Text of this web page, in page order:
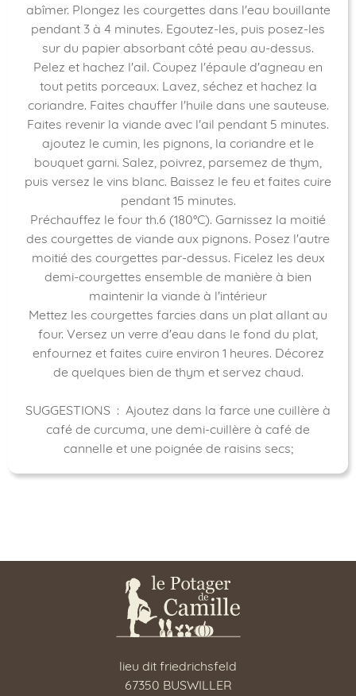
abîmer. Plongez les courgettes dans l'eau bouillante
pendant 3 à 4 minutes. Egoutez-les, puis posez-les
sur du papier absorbant côté peau au-dessus.
Pelez et hachez l'ail. Coupez l'épaule d'agneau en
tout petits porceaux. Lavez, séchez et hachez la
coriandre. Faites chauffer l'huile dans une sauteuse.
Faites revenir la viande avec l'ail pendant 5 minutes.
ajoutez le cumin, les pignons, la coriandre et le
bouquet garni. Salez, poivrez, parsemez de thym,
puis versez le vins blanc. Baissez le feu et faites cuire
pendant 15 minutes.
Préchauffez le four th.6 (180°C). Garnissez la moitié
des courgettes de viande aux pignons. Posez l'autre
moitié des courgettes par-dessus. Ficelez les deux
demi-courgettes ensemble de manière à bien
maintenir la viande à l'intérieur
Mettez les courgettes farcies dans un plat allant au
four. Versez un verre d'eau dans le fond du plat,
enfournez et faites cuire environ 1 heures. Décorez
de quelques bien de thym et servez chaud.
SUGGESTIONS : Ajoutez dans la farce une cuillère à
café de curcuma, une demi-cuillère à café de
cannelle et une poignée de raisins secs;
lieu dit friedrichsfeld
67350 BUSWILLER